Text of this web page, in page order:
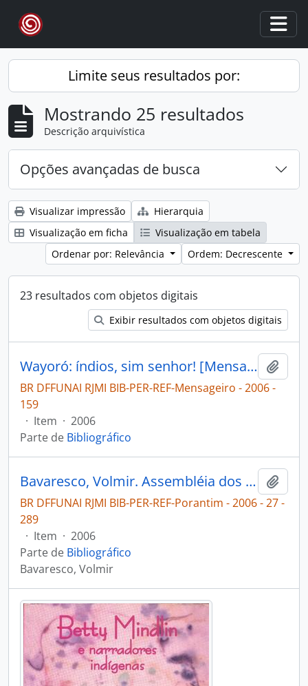
Skip to main content
Limite seus resultados por:
Mostrando 25 resultados
Descrição arquivística
Opções avançadas de busca
Visualizar impressão
Hierarquia
Visualização em ficha
Visualização em tabela
Ordenar por: Relevância
Ordem: Decrescente
23 resultados com objetos digitais
Exibir resultados com objetos digitais
Wayoró: índios, sim senhor! [Mensageiro]
BR DFFUNAI RJMI BIB-PER-REF-Mensageiro - 2006 -
159
· Item · 2006
Parte de Bibliográfico
Bavaresco, Volmir. Assembléia dos Wayoro cobra ações na saúde e demarcação de terras [Porantim]
BR DFFUNAI RJMI BIB-PER-REF-Porantim - 2006 - 27 -
289
· Item · 2006
Parte de Bibliográfico
Bavaresco, Volmir